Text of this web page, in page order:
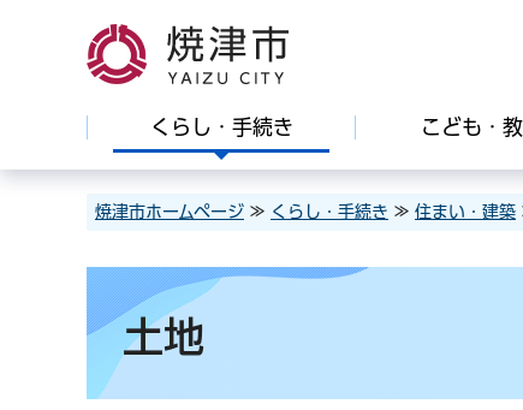
焼津市
くらし・手続き こども・
焼津市ホームページ ≫ くらし・手続き ≫ 住まい・建築
土地